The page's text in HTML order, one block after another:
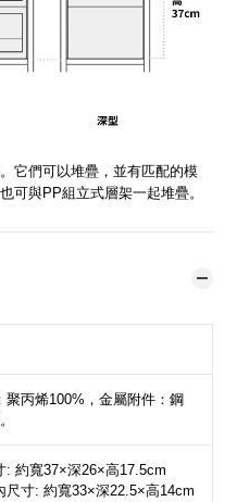
它們可以堆疊，並有匹配的模
可與PP組立式層架一起堆疊。
聚丙烯100%，金屬附件：鋼
: 約寬37×深26×高17.5cm
尺寸: 約寬33×深22.5×高14cm